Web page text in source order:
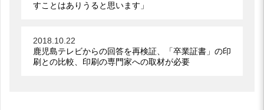
すことはありうると思います」
2018.10.22
鹿児島テレビからの回答を再検証、「卒業証書」の印
刷との比較、印刷の専門家への取材が必要